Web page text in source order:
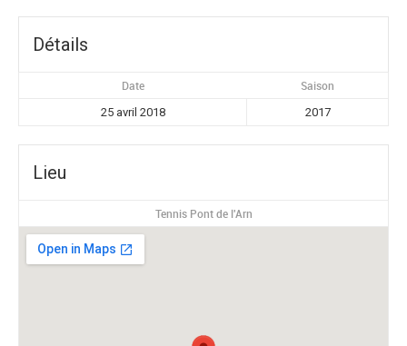
Détails
Date Saison
25 avril 2018 2017
Lieu
Tennis Pont de l'Arn